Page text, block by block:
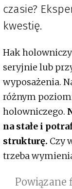
czasie?
kwestię.
Hak
seryjnie lub
wyposażenia.
różnym
holowniczego.
na stałe i
strukturę. Czy
trzeba
Powiązane